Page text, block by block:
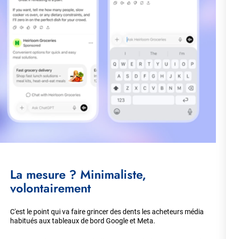
La mesure ? Minimaliste,
volontairement
C'est le point qui va faire grincer des dents les acheteurs média
habitués aux tableaux de bord Google et Meta.